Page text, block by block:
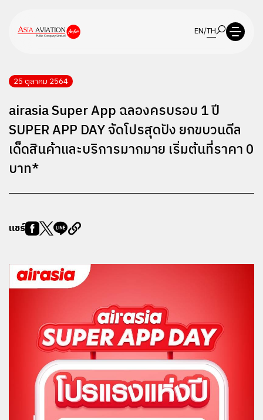
EN/TH
25 ตุลาคม 2564
airasia Super App ฉลองครบรอบ 1 ปี
SUPER APP DAY จัดโปรสุดปัง ยกขบวนดีล
เด็ดสินค้าและบริการมากมาย เริ่มต้นที่ราคา 0
บาท*
แชร์